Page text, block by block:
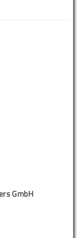
GmbH